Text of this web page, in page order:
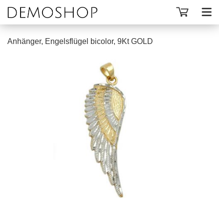
Anhänger, Engelsflügel bicolor, 9Kt GOLD